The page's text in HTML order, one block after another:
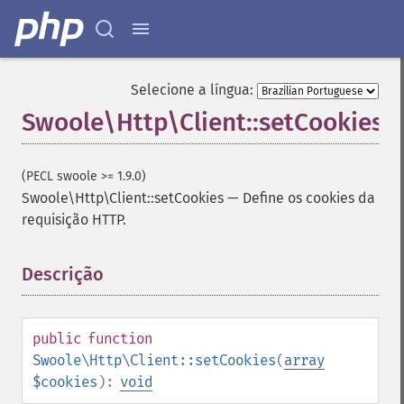
Selecione a língua:
Swoole\Http\Client::setCookies
(PECL swoole >= 1.9.0)
Swoole\Http\Client::setCookies — Define os cookies da
requisição HTTP.
Descrição
public function
Swoole\Http\Client::setCookies(array
$cookies ): void